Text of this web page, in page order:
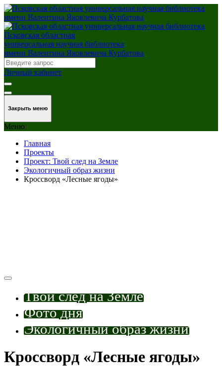
Псковская областная
универсальная научная библиотека
имени Валентина Яковлевича Курбатова
Личный кабинет
Закрыть меню
Меню
Главная
Проекты
Проект: Твой след на Земле
Экологичный образ жизни
Кроссворд «Лесные ягоды»
Твой след на Земле
Фото дня
Экологичный образ жизни
Кроссворд «Лесные ягоды»